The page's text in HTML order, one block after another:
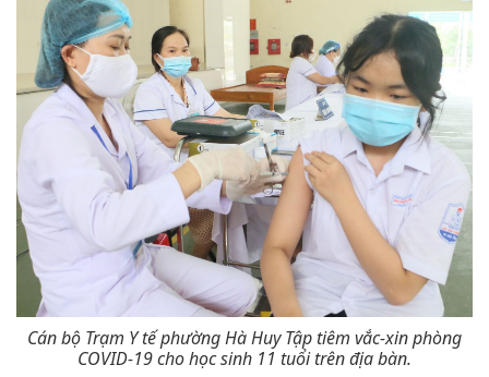
Cán bộ Trạm Y tế phường Hà Huy Tập tiêm vắc-xin phòng
COVID-19 cho học sinh 11 tuổi trên địa bàn.